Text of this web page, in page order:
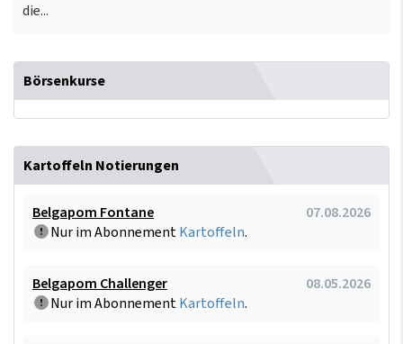
die...
Börsenkurse
Kartoffeln Notierungen
Belgapom Fontane
07.08.2026
Nur im AbonnementKartoffeln.
Belgapom Challenger
08.05.2026
Nur im AbonnementKartoffeln.